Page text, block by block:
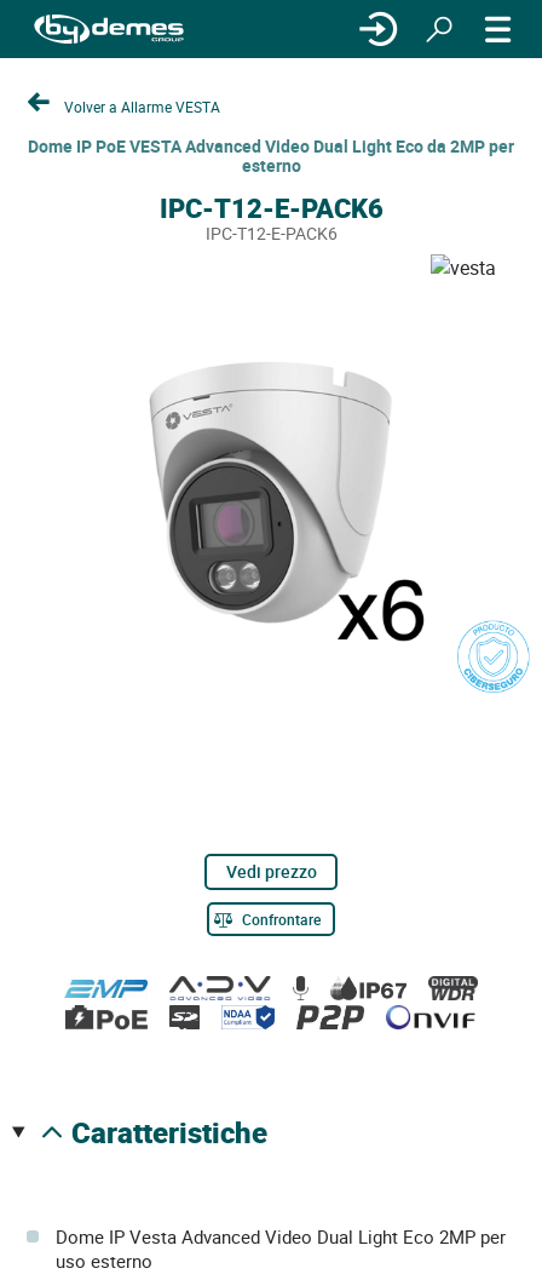
Volver a Allarme VESTA
Dome IP PoE VESTA Advanced Video Dual Light Eco da 2MP per
esterno
IPC-T12-E-PACK6
IPC-T12-E-PACK6
Vedi prezzo
Confrontare
caratteristiche
Dome IP Vesta Advanced Video Dual Light Eco 2MP per
uso esterno